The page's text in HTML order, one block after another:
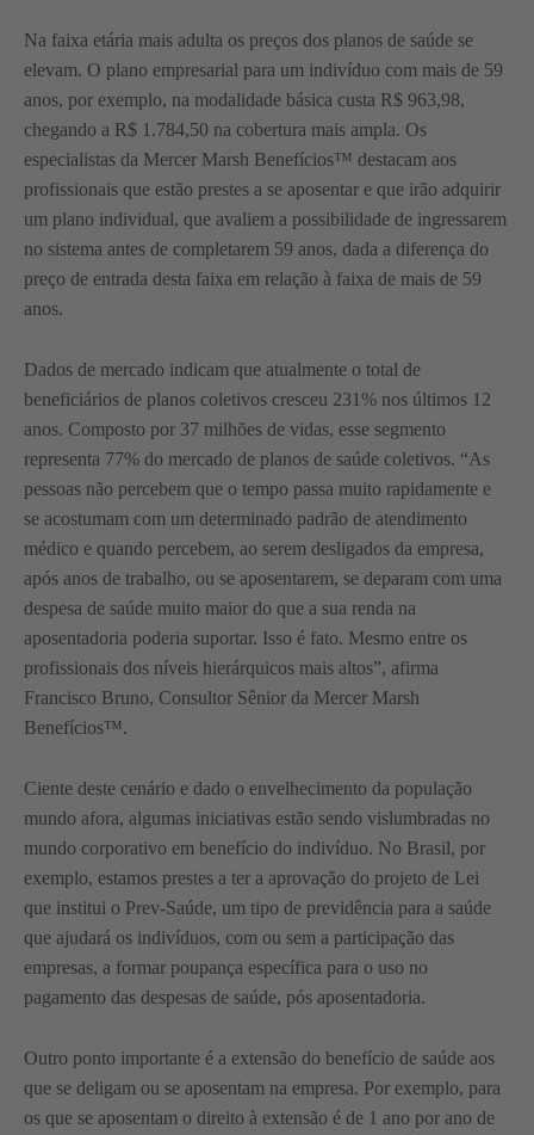
Na faixa etária mais adulta os preços dos planos de saúde se
elevam. O plano empresarial para um indivíduo com mais de 59
anos, por exemplo, na modalidade básica custa R$ 963,98,
chegando a R$ 1.784,50 na cobertura mais ampla. Os
especialistas da Mercer Marsh Benefícios™ destacam aos
profissionais que estão prestes a se aposentar e que irão adquirir
um plano individual, que avaliem a possibilidade de ingressarem
no sistema antes de completarem 59 anos, dada a diferença do
preço de entrada desta faixa em relação à faixa de mais de 59
anos.
Dados de mercado indicam que atualmente o total de
beneficiários de planos coletivos cresceu 231% nos últimos 12
anos. Composto por 37 milhões de vidas, esse segmento
representa 77% do mercado de planos de saúde coletivos. “As
pessoas não percebem que o tempo passa muito rapidamente e
se acostumam com um determinado padrão de atendimento
médico e quando percebem, ao serem desligados da empresa,
após anos de trabalho, ou se aposentarem, se deparam com uma
despesa de saúde muito maior do que a sua renda na
aposentadoria poderia suportar. Isso é fato. Mesmo entre os
profissionais dos níveis hierárquicos mais altos”, afirma
Francisco Bruno, Consultor Sênior da Mercer Marsh
Benefícios™.
Ciente deste cenário e dado o envelhecimento da população
mundo afora, algumas iniciativas estão sendo vislumbradas no
mundo corporativo em benefício do indivíduo. No Brasil, por
exemplo, estamos prestes a ter a aprovação do projeto de Lei
que institui o Prev-Saúde, um tipo de previdência para a saúde
que ajudará os indivíduos, com ou sem a participação das
empresas, a formar poupança específica para o uso no
pagamento das despesas de saúde, pós aposentadoria.
Outro ponto importante é a extensão do benefício de saúde aos
que se deligam ou se aposentam na empresa. Por exemplo, para
os que se aposentam o direito à extensão é de 1 ano por ano de